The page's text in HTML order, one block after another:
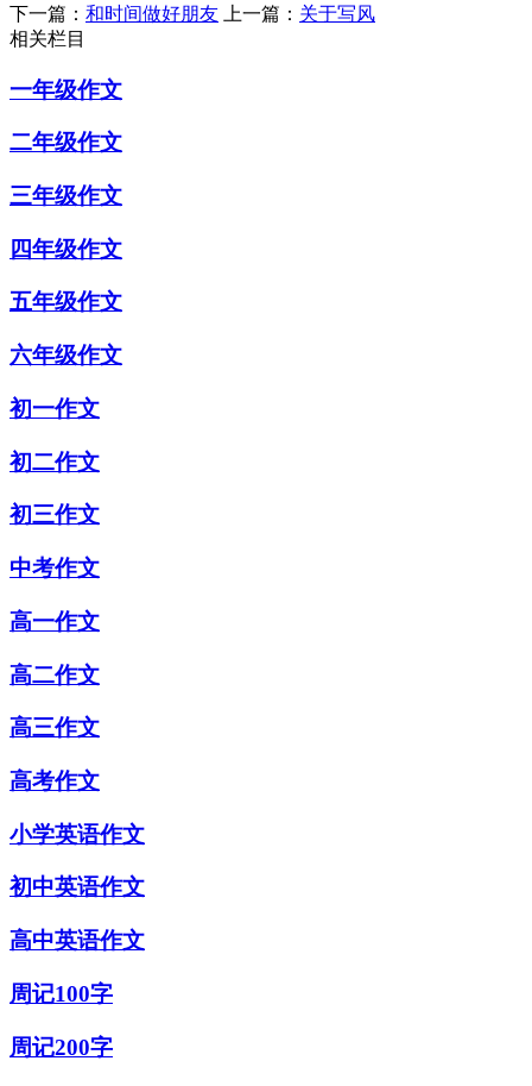
下一篇： 和时间做好朋友 上一篇： 关于写风
相关栏目
一年级作文
二年级作文
三年级作文
四年级作文
五年级作文
六年级作文
初一作文
初二作文
初三作文
中考作文
高一作文
高二作文
高三作文
高考作文
小学英语作文
初中英语作文
高中英语作文
周记100字
周记200字